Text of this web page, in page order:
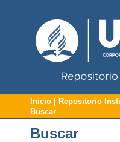
Buscar
Inicio | Repositorio
Buscar
Buscar